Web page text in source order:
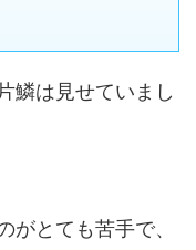
鱗は見せていまし
がとても苦手で、